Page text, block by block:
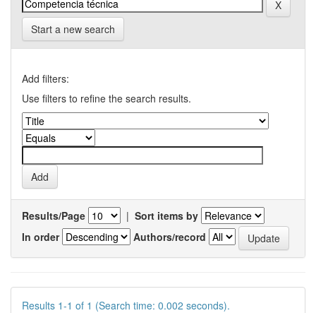
Start a new search
Add filters:
Use filters to refine the search results.
Results/Page | Sort items by
In order
Authors/record
Results 1-1 of 1 (Search time: 0.002 seconds).